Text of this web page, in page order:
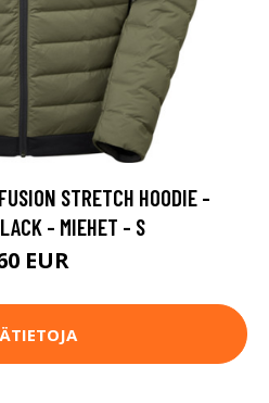
STRETCH HOODIE -
- MIEHET - S
EUR